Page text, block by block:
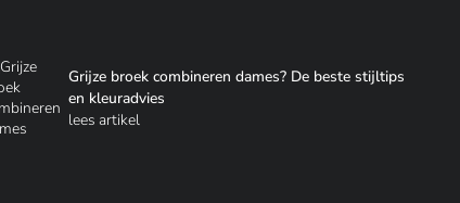
Grijze broek combineren dames? De beste stijltips
en kleuradvies
lees artikel